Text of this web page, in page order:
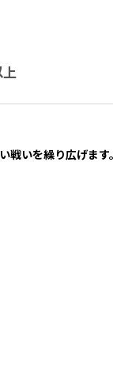
上
戦いを繰り広げます